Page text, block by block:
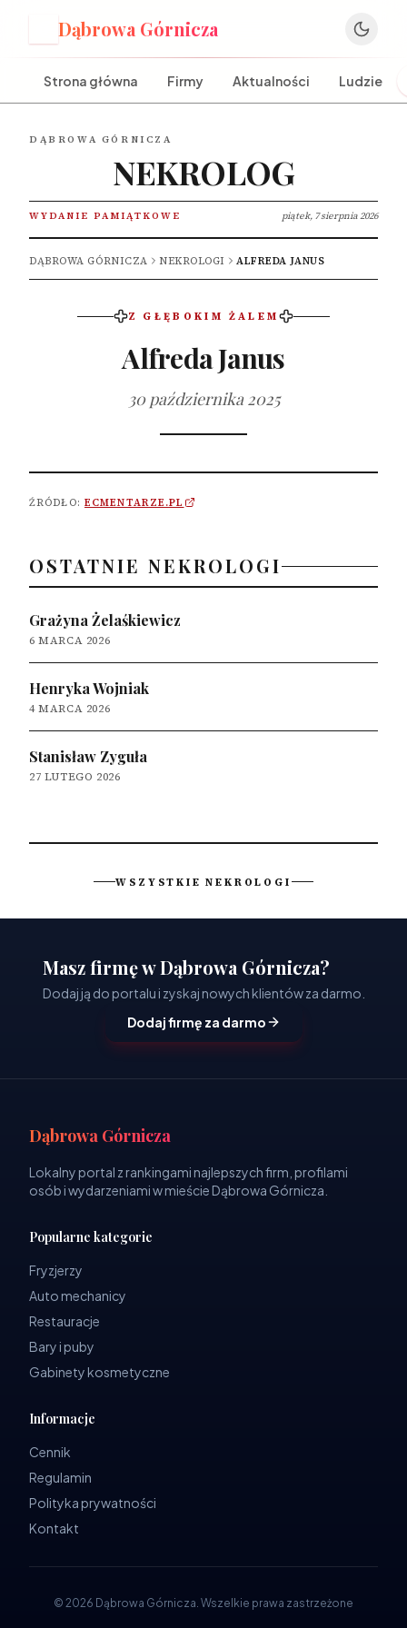
Dąbrowa Górnicza
Strona główna Firmy Aktualności Ludzie
DĄBROWA GÓRNICZA
NEKROLOG
WYDANIE PAMIĄTKOWE piątek, 7 sierpnia 2026
DĄBROWA GÓRNICZA NEKROLOGI ALFREDA JANUS
Z GŁĘBOKIM ŻALEM
Alfreda Janus
30 października 2025
ŹRÓDŁO: ECMENTARZE.PL
OSTATNIE NEKROLOGI
Grażyna Żelaśkiewicz
6 MARCA 2026
Henryka Wojniak
4 MARCA 2026
Stanisław Zyguła
27 LUTEGO 2026
WSZYSTKIE NEKROLOGI
Masz firmę w Dąbrowa Górnicza?
Dodaj ją do portalu i zyskaj nowych klientów za darmo.
Dodaj firmę za darmo
Dąbrowa Górnicza
Lokalny portal z rankingami najlepszych firm, profilami
osób i wydarzeniami w mieście Dąbrowa Górnicza.
Popularne kategorie
Fryzjerzy
Auto mechanicy
Restauracje
Bary i puby
Gabinety kosmetyczne
Informacje
Cennik
Regulamin
Polityka prywatności
Kontakt
© 2026 Dąbrowa Górnicza. Wszelkie prawa zastrzeżone